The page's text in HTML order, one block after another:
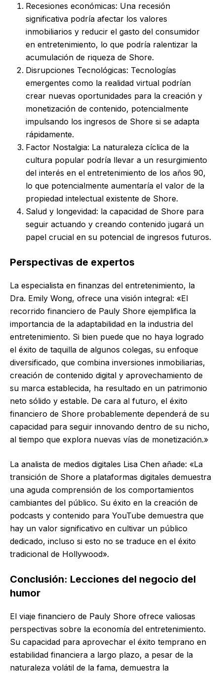
Recesiones económicas: Una recesión
significativa podría afectar los valores
inmobiliarios y reducir el gasto del consumidor
en entretenimiento, lo que podría ralentizar la
acumulación de riqueza de Shore.
Disrupciones Tecnológicas: Tecnologías
emergentes como la realidad virtual podrían
crear nuevas oportunidades para la creación y
monetización de contenido, potencialmente
impulsando los ingresos de Shore si se adapta
rápidamente.
Factor Nostalgia: La naturaleza cíclica de la
cultura popular podría llevar a un resurgimiento
del interés en el entretenimiento de los años 90,
lo que potencialmente aumentaría el valor de la
propiedad intelectual existente de Shore.
Salud y longevidad: la capacidad de Shore para
seguir actuando y creando contenido jugará un
papel crucial en su potencial de ingresos futuros.
Perspectivas de expertos
La especialista en finanzas del entretenimiento, la
Dra. Emily Wong, ofrece una visión integral: «El
recorrido financiero de Pauly Shore ejemplifica la
importancia de la adaptabilidad en la industria del
entretenimiento. Si bien puede que no haya logrado
el éxito de taquilla de algunos colegas, su enfoque
diversificado, que combina inversiones inmobiliarias,
creación de contenido digital y aprovechamiento de
su marca establecida, ha resultado en un patrimonio
neto sólido y estable. De cara al futuro, el éxito
financiero de Shore probablemente dependerá de su
capacidad para seguir innovando dentro de su nicho,
al tiempo que explora nuevas vías de monetización.»
La analista de medios digitales Lisa Chen añade: «La
transición de Shore a plataformas digitales demuestra
una aguda comprensión de los comportamientos
cambiantes del público. Su éxito en la creación de
podcasts y contenido para YouTube demuestra que
hay un valor significativo en cultivar un público
dedicado, incluso si esto no se traduce en el éxito
tradicional de Hollywood».
Conclusión: Lecciones del negocio del
humor
El viaje financiero de Pauly Shore ofrece valiosas
perspectivas sobre la economía del entretenimiento.
Su capacidad para aprovechar el éxito temprano en
estabilidad financiera a largo plazo, a pesar de la
naturaleza volátil de la fama, demuestra la